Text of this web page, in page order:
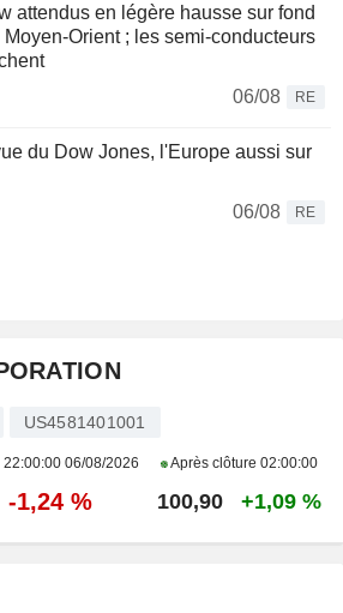
attendus en légère hausse sur fond
Orient ; les semi-conducteurs
06/08
RE
du Dow Jones, l'Europe aussi sur
06/08
RE
US4581401001
22:00:00 06/08/2026 Après clôture 02:00:00
-1,24 % 100,90 +1,09 %